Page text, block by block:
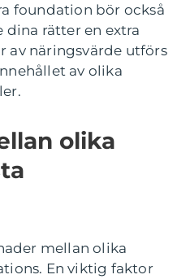
foundation bör också
dina rätter en extra
av näringsvärde utförs
av olika
olika
mellan olika
En viktig faktor